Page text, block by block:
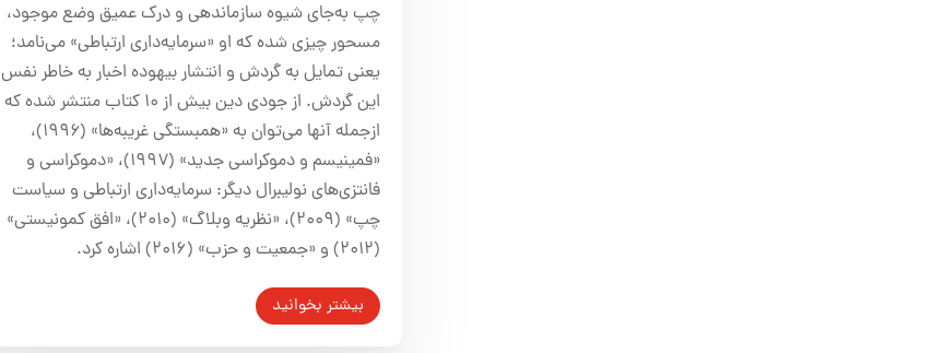
چپ‌ به‌جای شیوه سازماندهی و درک عمیق وضع موجود،
مسحور چیزی شده‌ که او «سرمایه‌داری ارتباطی» می‌نامد؛
یعنی تمایل به گردش و انتشار بیهوده اخبار به خاطر نفس
این گردش. از جودی دین بیش از ۱۰ کتاب منتشر شده که
ازجمله آنها می‌توان به «همبستگی غریبه‌ها» (۱۹۹۶)،
«فمینیسم و دموکراسی جدید» (۱۹۹۷)، «دموکراسی و
فانتزی‌های نولیبرال دیگر: سرمایه‌داری ارتباطی و سیاست
چپ» (۲۰۰۹)، «نظریه وبلاگ» (۲۰۱۰)، «افق کمونیستی»
(۲۰۱۲) و «جمعیت‌ و حزب» (۲۰۱۶) اشاره کرد.
بیشتر بخوانید